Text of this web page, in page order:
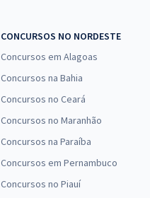
CONCURSOS NO NORDESTE
Concursos em Alagoas
Concursos na Bahia
Concursos no Ceará
Concursos no Maranhão
Concursos na Paraíba
Concursos em Pernambuco
Concursos no Piauí